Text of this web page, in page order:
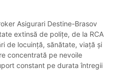
Asigurari Destine-Brasov
extinsă de polițe, de la RCA
de locuință, sănătate, viață și
concentrată pe nevoile
constant pe durata întregii